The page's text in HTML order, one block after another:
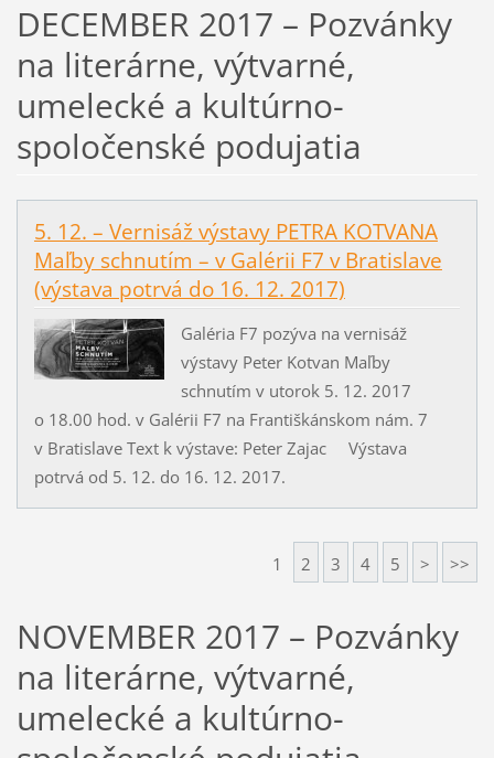
DECEMBER 2017 – Pozvánky
na literárne, výtvarné,
umelecké a kultúrno-
spoločenské podujatia
5. 12. – Vernisáž výstavy PETRA KOTVANA
Maľby schnutím – v Galérii F7 v Bratislave
(výstava potrvá do 16. 12. 2017)
Galéria F7 pozýva na vernisáž
výstavy Peter Kotvan Maľby
schnutím v utorok 5. 12. 2017
o 18.00 hod. v Galérii F7 na Františkánskom nám. 7
v Bratislave Text k výstave: Peter Zajac Výstava
potrvá od 5. 12. do 16. 12. 2017.
1 2 3 4 5 > >>
NOVEMBER 2017 – Pozvánky
na literárne, výtvarné,
umelecké a kultúrno-